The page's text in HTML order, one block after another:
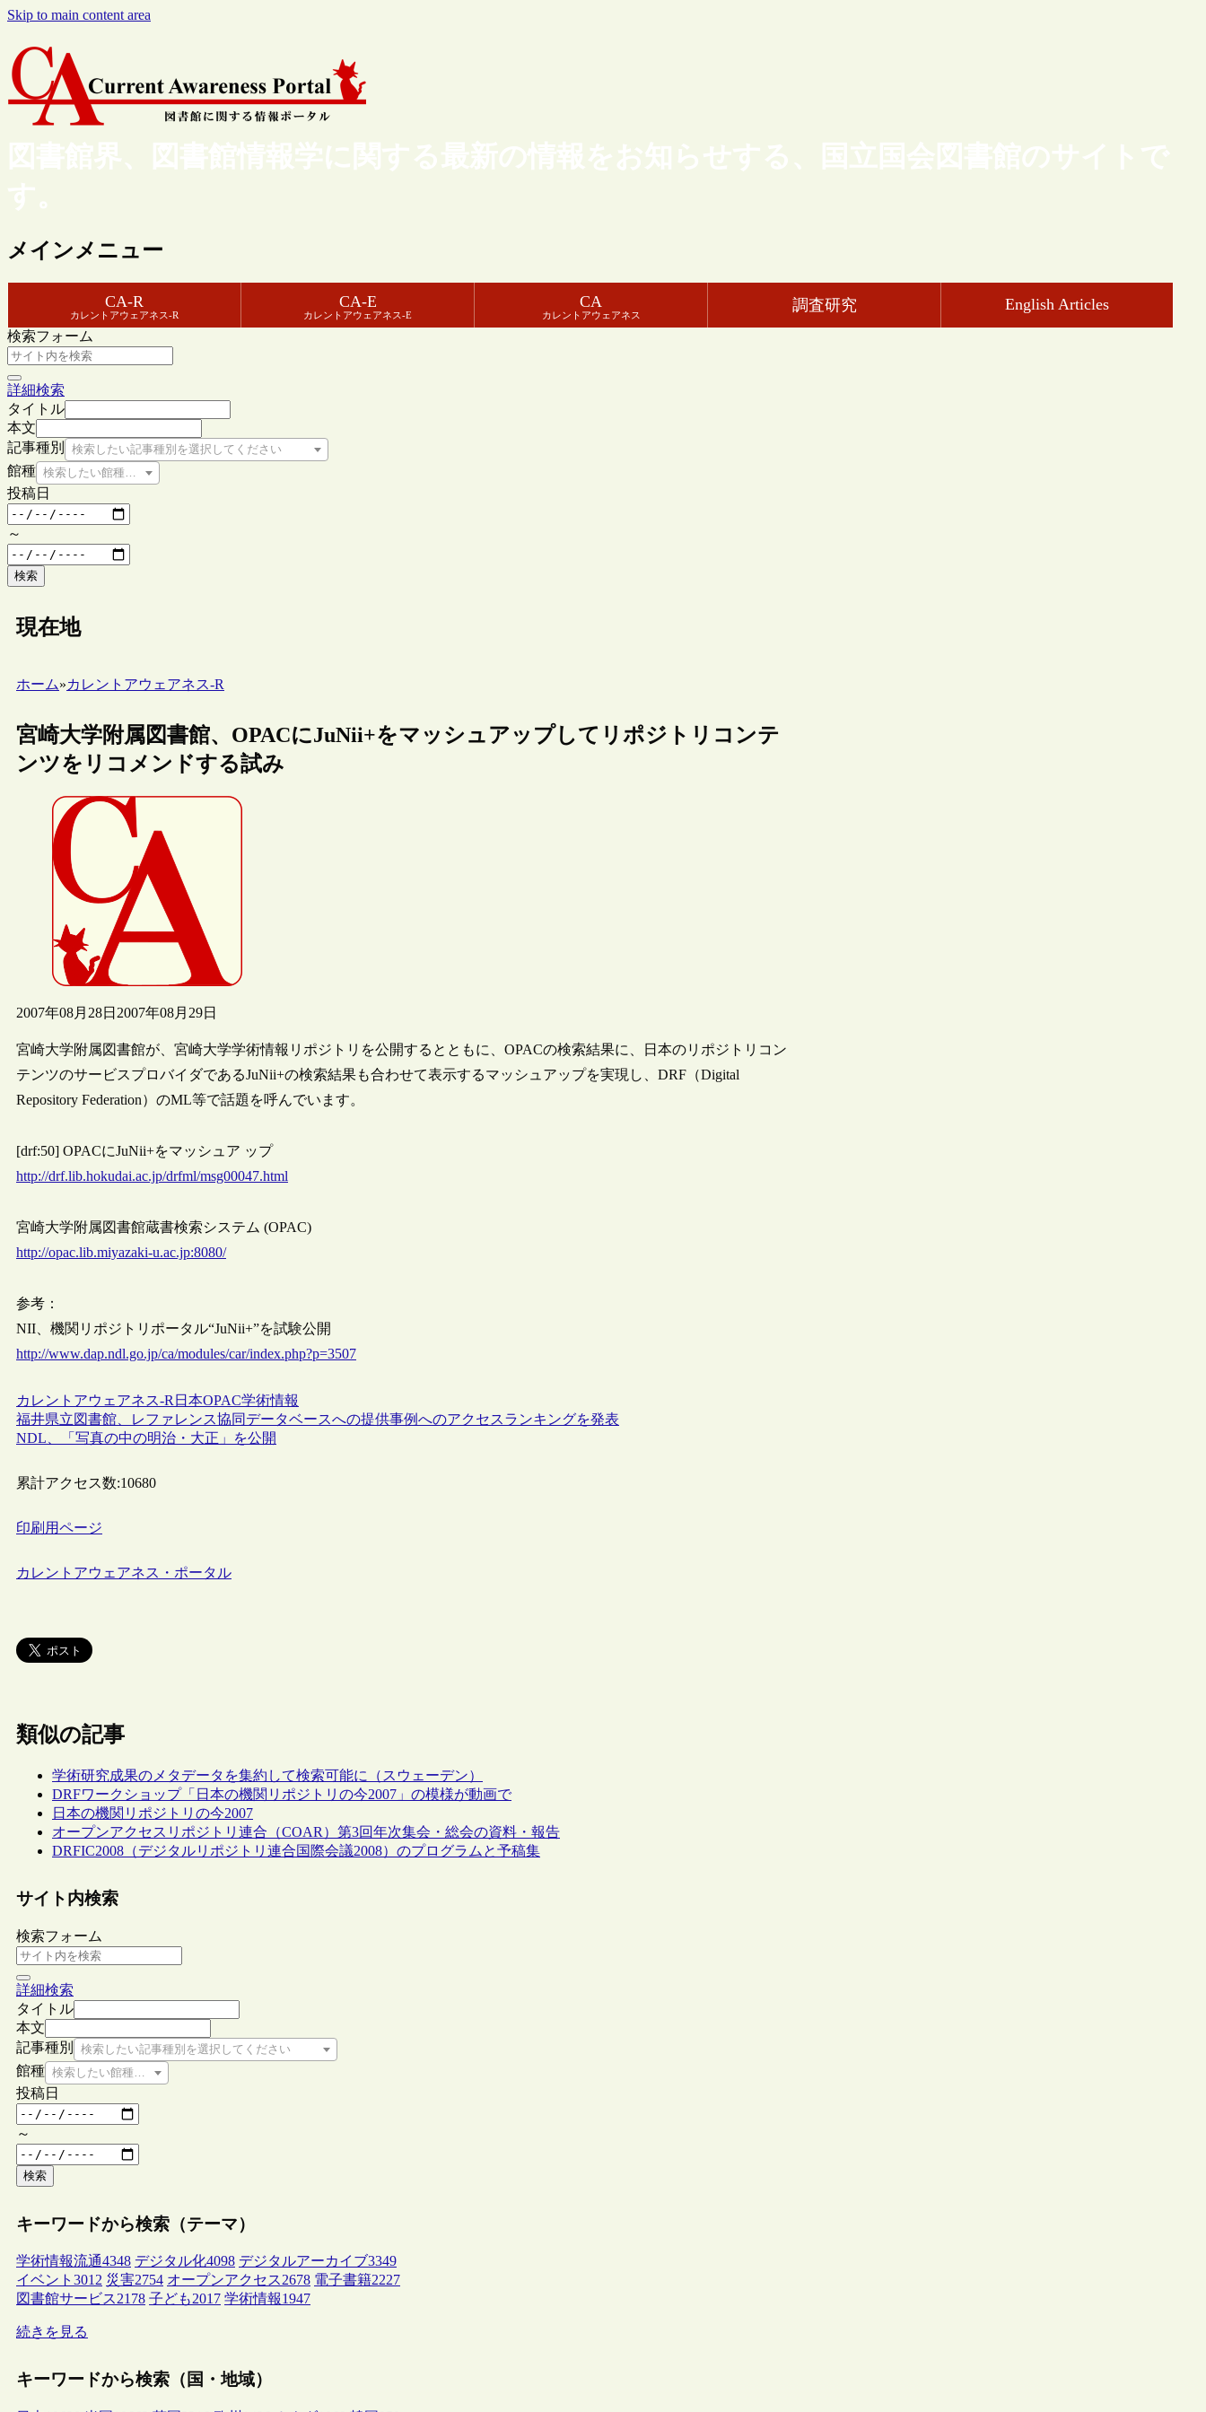
Skip to main content area
図書館界、図書館情報学に関する最新の情報をお知らせする、国立国会図書館のサイトで
す。
メインメニュー
CA-R
カレントアウェアネス-R
CA-E
カレントアウェアネス-E
CA
カレントアウェアネス
調査研究 English Articles
検索フォーム
詳細検索
タイトル
本文
記事種別
検索したい記事種別を選択してください
館種 検索したい館種を選択してください
投稿日
～
検索
現在地
ホーム»カレントアウェアネス-R
宮崎大学附属図書館、OPACにJuNii+をマッシュアップしてリポジトリコンテ
ンツをリコメンドする試み
2007年08月28日 2007年08月29日
宮崎大学附属図書館が、宮崎大学学術情報リポジトリを公開するとともに、OPACの検索結果に、日本のリポジトリコン
テンツのサービスプロバイダであるJuNii+の検索結果も合わせて表示するマッシュアップを実現し、DRF（Digital
Repository Federation）のML等で話題を呼んでいます。
[drf:50] OPACにJuNii+をマッシュア ップ
http://drf.lib.hokudai.ac.jp/drfml/msg00047.html
宮崎大学附属図書館蔵書検索システム (OPAC)
http://opac.lib.miyazaki-u.ac.jp:8080/
参考：
NII、機関リポジトリポータル“JuNii+”を試験公開
http://www.dap.ndl.go.jp/ca/modules/car/index.php?p=3507
カレントアウェアネス-R 日本OPAC学術情報
福井県立図書館、レファレンス協同データベースへの提供事例へのアクセスランキングを発表
NDL、「写真の中の明治・大正」を公開
累計アクセス数:10680
印刷用ページ
カレントアウェアネス・ポータル
類似の記事
学術研究成果のメタデータを集約して検索可能に（スウェーデン）
DRFワークショップ「日本の機関リポジトリの今2007」の模様が動画で
日本の機関リポジトリの今2007
オープンアクセスリポジトリ連合（COAR）第3回年次集会・総会の資料・報告
DRFIC2008（デジタルリポジトリ連合国際会議2008）のプログラムと予稿集
サイト内検索
検索フォーム
詳細検索
タイトル
本文
記事種別
検索したい記事種別を選択してください
館種 検索したい館種を選択してください
投稿日
～
検索
キーワードから検索（テーマ）
学術情報流通4348 デジタル化4098 デジタルアーカイブ3349
イベント 3012 災害2754 オープンアクセス2678 電子書籍2227
図書館サービス2178 子ども2017 学術情報1947
続きを見る
キーワードから検索（国・地域）